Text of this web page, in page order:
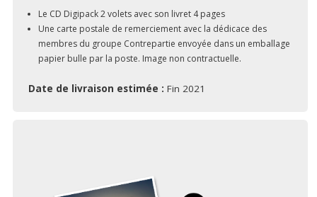
Le CD Digipack 2 volets avec son livret 4 pages
Une carte postale de remerciement avec la dédicace des
membres du groupe Contrepartie envoyée dans un emballage
papier bulle par la poste. Image non contractuelle.
Date de livraison estimée : Fin 2021